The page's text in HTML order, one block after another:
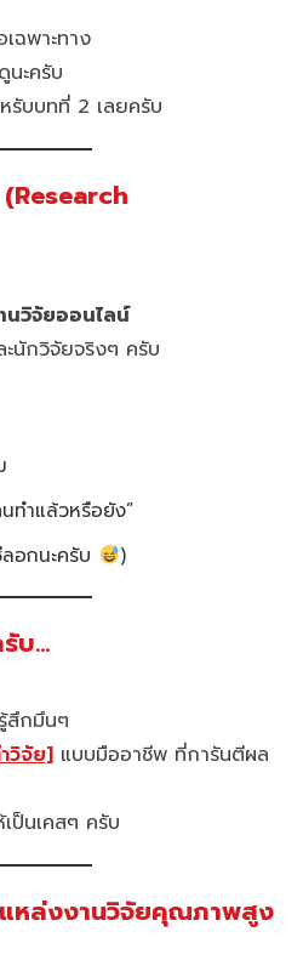
ฉพาะทาง
ะครับ
รับบทที่ 2 เลยครับ
นวิจัยออนไลน์
นักวิจัยจริงๆ ครับ
ทำแล้วหรือยัง”
ลอกนะครับ
)
บ…
สึกมึนๆ
วิจัย] แบบมืออาชีพ ที่การันตีผล
ป็นเคสๆ ครับ
หล่งงานวิจัยคุณภาพสูง